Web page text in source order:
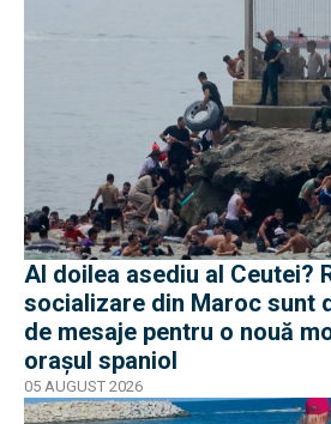
Al doilea asediu al Ceutei?
socializare din Maroc sunt
de mesaje pentru o nouă
orașul spaniol
05 AUGUST 2026